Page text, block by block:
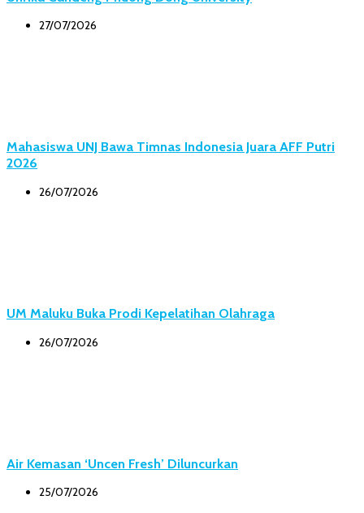
27/07/2026
Mahasiswa UNJ Bawa Timnas Indonesia Juara AFF Putri
2026
26/07/2026
UM Maluku Buka Prodi Kepelatihan Olahraga
26/07/2026
Air Kemasan ‘Uncen Fresh’ Diluncurkan
25/07/2026